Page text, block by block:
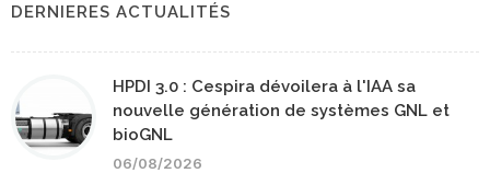
DERNIERES ACTUALITÉS
HPDI 3.0 : Cespira dévoilera à l'IAA sa
nouvelle génération de systèmes GNL et
bioGNL
06/08/2026